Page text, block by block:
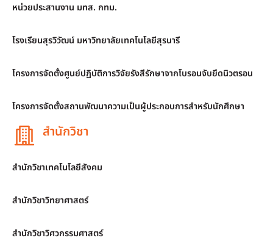
หน่วยประสานงาน มทส. กทม.
โรงเรียนสุรวิวัฒน์ มหาวิทยาลัยเทคโนโลยีสุรนารี
โครงการจัดตั้งศูนย์ปฏิบัติการวิจัยรังสีรักษาจากโบรอนจับยึดนิวตรอน
โครงการจัดตั้งสถานพัฒนาความเป็นผู้ประกอบการสำหรับนักศึกษา
สำนักวิชา
สำนักวิชาเทคโนโลยีสังคม
สำนักวิชาวิทยาศาสตร์
สำนักวิชาวิศวกรรมศาสตร์